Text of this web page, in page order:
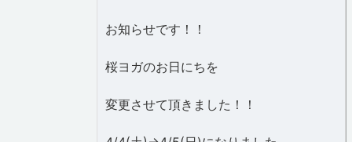
お知らせです！！
桜ヨガのお日にちを
変更させて頂きました！！